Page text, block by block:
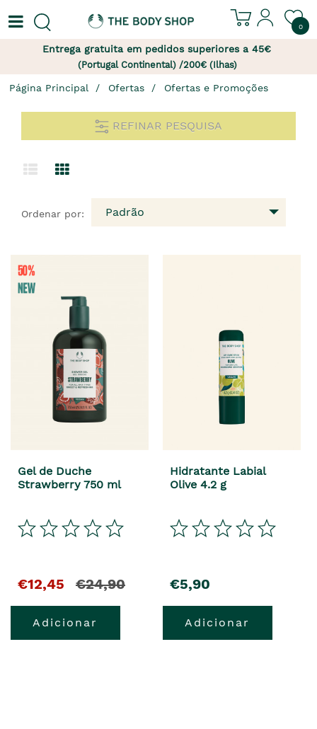
0
Entrega gratuita em pedidos superiores a 45€
(Portugal Continental) /200€ (Ilhas)
Página Principal Ofertas Ofertas e Promoções
REFINAR PESQUISA
Ordenar por: Padrão
Gel de Duche
Strawberry 750 ml
El
precio
actual
€12,45
el
precio
€24,90
Adicionar
Hidratante Labial
Olive 4.2 g
precio
€5,90
Adicionar